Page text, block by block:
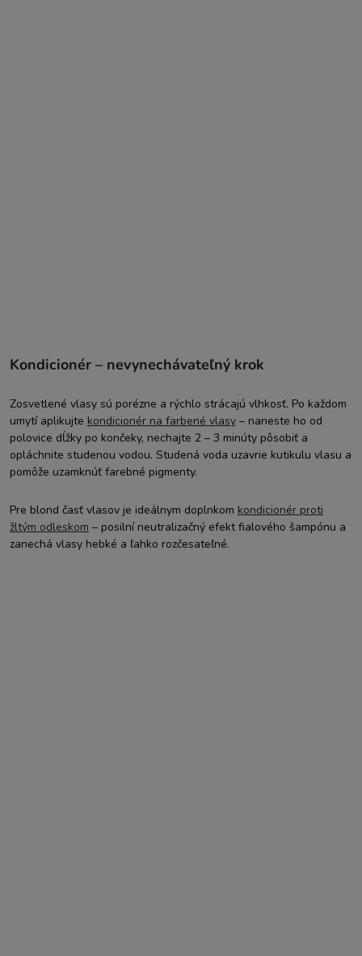
Kondicionér – nevynechávateľný krok
Zosvetlené vlasy sú porézne a rýchlo strácajú vlhkosť. Po každom
umytí aplikujte kondicionér na farbené vlasy – naneste ho od
polovice dĺžky po končeky, nechajte 2 – 3 minúty pôsobiť a
opláchnite studenou vodou. Studená voda uzavrie kutikulu vlasu a
pomôže uzamknúť farebné pigmenty.
Pre blond časť vlasov je ideálnym doplnkom kondicionér proti
žltým odleskom – posilní neutralizačný efekt fialového šampónu a
zanechá vlasy hebké a ľahko rozčesateľné.